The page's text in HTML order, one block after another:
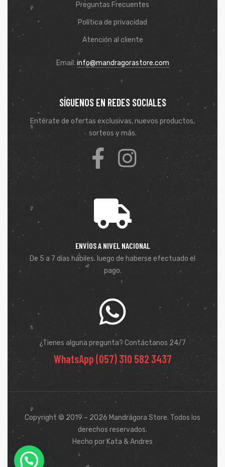
Preguntas Frecuentes
Política de privacidad
Atención al cliente
Email: info@mandragorastore.com
SÍGUENOS EN REDES SOCIALES
Entérate de ofertas exclusivas, nuevos productos,
sorteos y más.
ENVÍOS A NIVEL NACIONAL
De 5 a 7 días hábiles. luego de haberse efectuado el
pago.
¿Tienes alguna pregunta? Contáctanos 24/7
WhatsApp (057) 310 582 3437
Copyright © 2019 – 2026 Mandrágora Store. Todos los
derechos reservados.
Hecho por Kata & Andres